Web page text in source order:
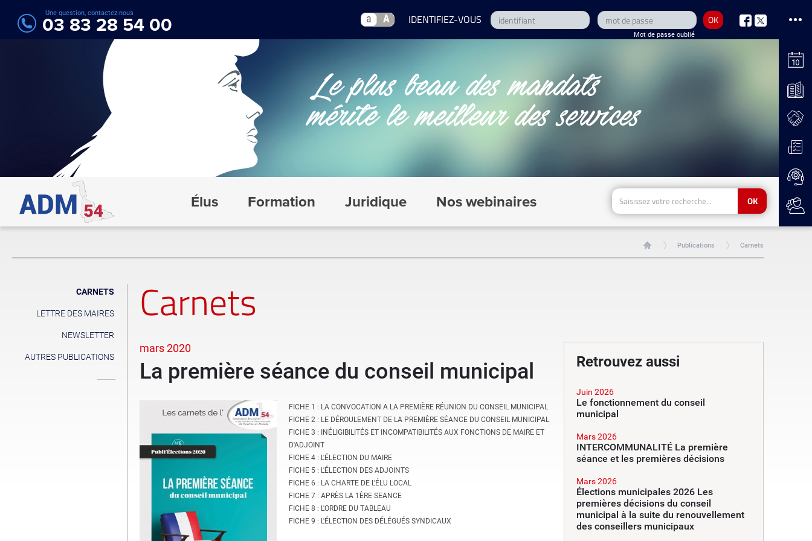
a A OK
Mot de passe oublié
nous
sur
nous
sur
Une question, contactez-nous
03 83 28 54 00
Élus Formation Juridique Nos webinaires OK
Publications Carnets
CARNETS
LETTRE DES MAIRES
NEWSLETTER
AUTRES PUBLICATIONS
Carnets
mars 2020
La première séance du conseil municipal
FICHE 1 : LA CONVOCATION A LA PREMIÈRE RÉUNION DU CONSEIL MUNICIPAL
FICHE 2 : LE DÉROULEMENT DE LA PREMIÈRE SÉANCE DU CONSEIL MUNICIPAL
FICHE 3 : INÉLIGIBILITÉS ET INCOMPATIBILITÉS AUX FONCTIONS DE MAIRE ET
D'ADJOINT
FICHE 4 : L'ÉLECTION DU MAIRE
FICHE 5 : L'ÉLECTION DES ADJOINTS
FICHE 6 : LA CHARTE DE L'ÉLU LOCAL
FICHE 7 : APRÈS LA 1ÈRE SEANCE
FICHE 8 : L'ORDRE DU TABLEAU
FICHE 9 : L'ÉLECTION DES DÉLÉGUÉS SYNDICAUX
Retrouvez aussi
Juin 2026
Le fonctionnement du conseil
municipal
Mars 2026
INTERCOMMUNALITÉ La première
séance et les premières décisions
Mars 2026
Élections municipales 2026 Les
premières décisions du conseil
municipal à la suite du renouvellement
des conseillers municipaux